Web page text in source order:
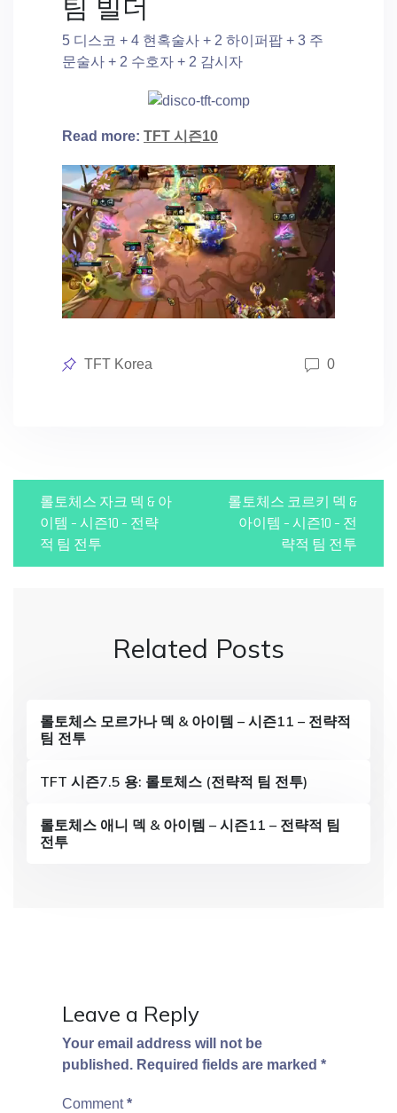
팀 빌더
5 디스코 + 4 현혹술사 + 2 하이퍼팝 + 3 주
문술사 + 2 수호자 + 2 감시자
Read more: TFT 시즌10
Posted
TFT Korea 0
s
롤토체스 자크 덱 & 아
이템 – 시즌10 – 전략
적 팀 전투
롤토체스 코르키 덱 &
아이템 – 시즌10 – 전
략적 팀 전투
Related Posts
롤토체스 모르가나 덱 & 아이템 – 시즌11 – 전략적
팀 전투
TFT 시즌7.5 용: 롤토체스 (전략적 팀 전투)
롤토체스 애니 덱 & 아이템 – 시즌11 – 전략적 팀
전투
Leave a Reply
Your email address will not be
published. Required fields are marked *
Comment*